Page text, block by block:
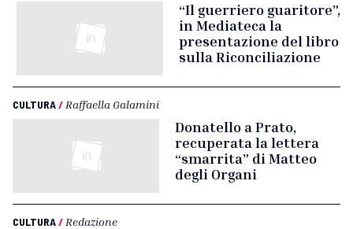
“Il guerriero guaritore”,
in Mediateca la
presentazione del libro
sulla Riconciliazione
CULTURA/ Raffaella Galamini
Donatello a Prato,
recuperata la lettera
“smarrita” di Matteo
degli Organi
CULTURA/ Redazione